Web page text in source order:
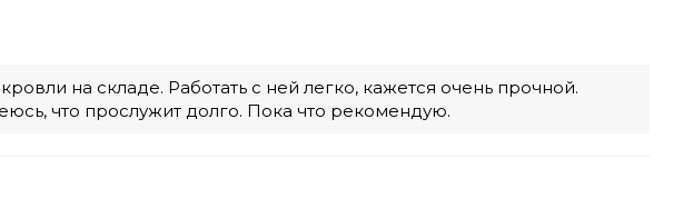
на складе. Работать с ней легко, кажется очень прочной.
что прослужит долго. Пока что рекомендую.